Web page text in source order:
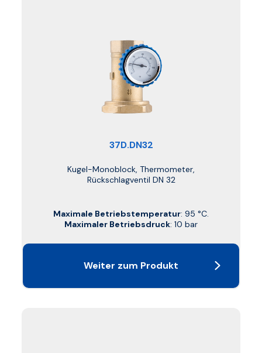
37D.DN32
Kugel-Monoblock, Thermometer,
Rückschlagventil DN 32
Maximale Betriebstemperatur: 95 °C.
Maximaler Betriebsdruck: 10 bar
Weiter zum Produkt